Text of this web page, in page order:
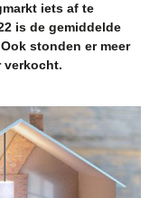
iets af te
is de gemiddelde
stonden er meer
verkocht.